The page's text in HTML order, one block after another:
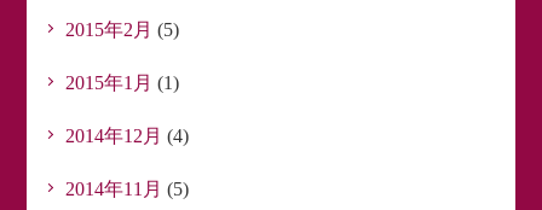
2015年2月 (5)
2015年1月 (1)
2014年12月 (4)
2014年11月 (5)